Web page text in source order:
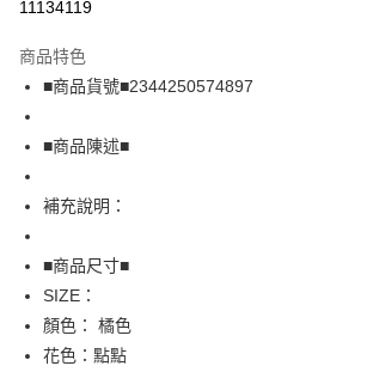
Apple Pay
街口支付
全盈+PAY
AFTEE先享後付
相關說明
【關於「AFTEE先享後付」】
AFTEE先享後付是「在收到商品之後才付款」的支付
便利好安心！
運送方式
11134119
商品特色
■商品貨號■2344250574897
■商品陳述■
補充說明：
■商品尺寸■
SIZE：
顏色： 橘色
花色：點點